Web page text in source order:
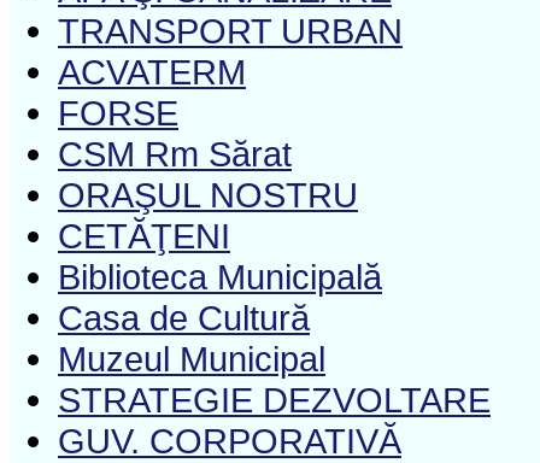
TRANSPORT URBAN
ACVATERM
FORSE
CSM Rm Sărat
ORAŞUL NOSTRU
CETĂŢENI
Biblioteca Municipală
Casa de Cultură
Muzeul Municipal
STRATEGIE DEZVOLTARE
GUV. CORPORATIVĂ